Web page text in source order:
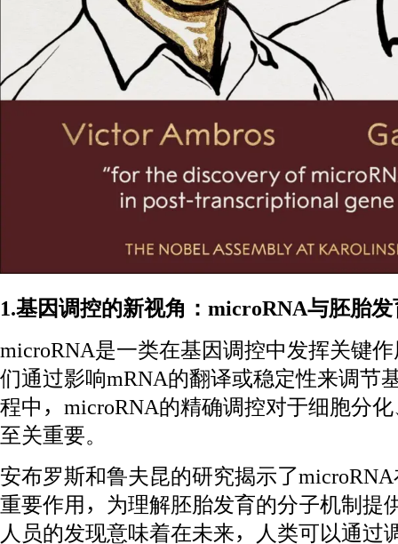
1.基因调控的新视角：microRNA与胚胎发
microRNA是一类在基因调控中发挥关键
们通过影响mRNA的翻译或稳定性来调节
程中，microRNA的精确调控对于细胞分
至关重要。
安布罗斯和鲁夫昆的研究揭示了
重要作用，为理解胚胎发育的分子机制提
人员的发现意味着在未来，人类可以通过